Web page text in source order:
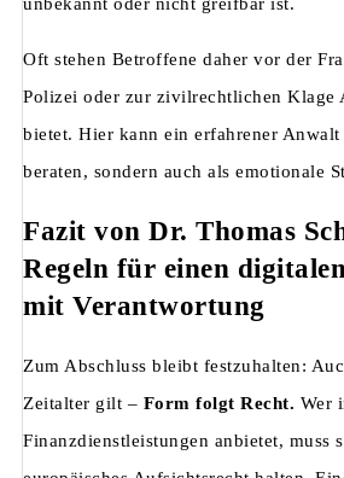
Oft stehen Betroffene daher vor der
Polizei oder zur zivilrechtlichen Klage
bietet. Hier kann ein erfahrener
beraten, sondern auch als emotionale
Fazit von Dr. Thomas
Regeln für einen
mit Verantwortung
Zum Abschluss bleibt festzuhalten:
Zeitalter gilt – Form folgt Recht. Wer
Finanzdienstleistungen anbietet, muss